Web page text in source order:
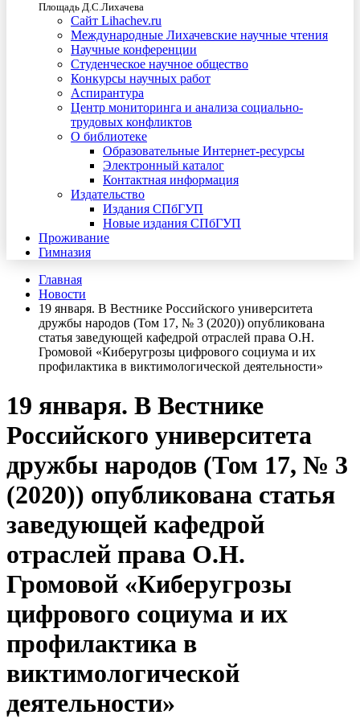
Площадь Д.С.Лихачева
Сайт Lihachev.ru
Международные Лихачевские научные чтения
Научные конференции
Студенческое научное общество
Конкурсы научных работ
Аспирантура
Центр мониторинга и анализа социально-
трудовых конфликтов
О библиотеке
Образовательные Интернет-ресурсы
Электронный каталог
Контактная информация
Издательство
Издания СПбГУП
Новые издания СПбГУП
Проживание
Гимназия
Главная
Новости
19 января. В Вестнике Российского университета
дружбы народов (Том 17, № 3 (2020)) опубликована
статья заведующей кафедрой отраслей права О.Н.
Громовой «Киберугрозы цифрового социума и их
профилактика в виктимологической деятельности»
19 января. В Вестнике
Российского университета
дружбы народов (Том 17, № 3
(2020)) опубликована статья
заведующей кафедрой
отраслей права О.Н.
Громовой «Киберугрозы
цифрового социума и их
профилактика в
виктимологической
деятельности»